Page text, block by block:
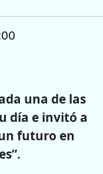
una de las
día e invitó a
futuro en